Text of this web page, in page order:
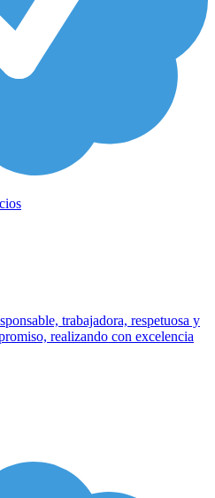
trabajadora, respetuosa y
realizando con excelencia